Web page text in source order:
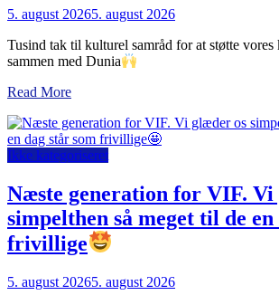
5. august 20265. august 2026
Tusind tak til kulturel samråd for at støtte vores
sammen med Dunia
Read More
Ikke kategoriseret
Næste generation for VIF.
simpelthen så meget til de
frivillige
5. august 20265. august 2026